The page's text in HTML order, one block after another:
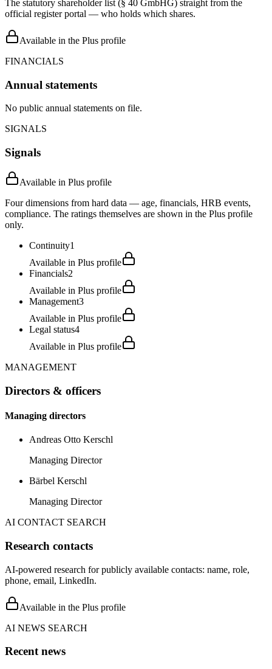
The statutory shareholder list (§ 40 GmbHG) straight from the
official register portal — who holds which shares.
Available in the Plus profile
FINANCIALS
Annual statements
No public annual statements on file.
SIGNALS
Signals
Available in Plus profile
Four dimensions from hard data — age, financials, HRB events,
compliance. The ratings themselves are shown in the Plus profile
only.
Continuity1
Available in Plus profile
Financials2
Available in Plus profile
Management3
Available in Plus profile
Legal status4
Available in Plus profile
MANAGEMENT
Directors & officers
Managing directors
Andreas Otto Kerschl
Managing Director
Bärbel Kerschl
Managing Director
AI CONTACT SEARCH
Research contacts
AI-powered research for publicly available contacts: name, role,
phone, email, LinkedIn.
Available in the Plus profile
AI NEWS SEARCH
Recent news